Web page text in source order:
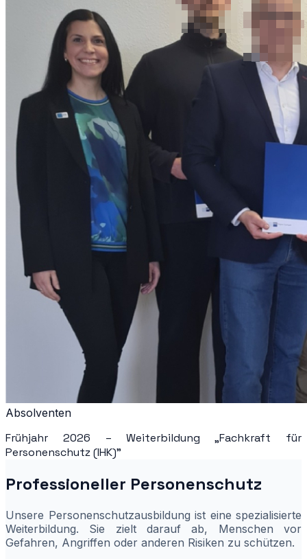
Absolventen
Frühjahr 2026 – Weiterbildung „Fachkraft für
Personenschutz (IHK)"
Professioneller Personenschutz
Unsere Personenschutzausbildung ist eine spezialisierte
Weiterbildung. Sie zielt darauf ab, Menschen vor
Gefahren, Angriffen oder anderen Risiken zu schützen.